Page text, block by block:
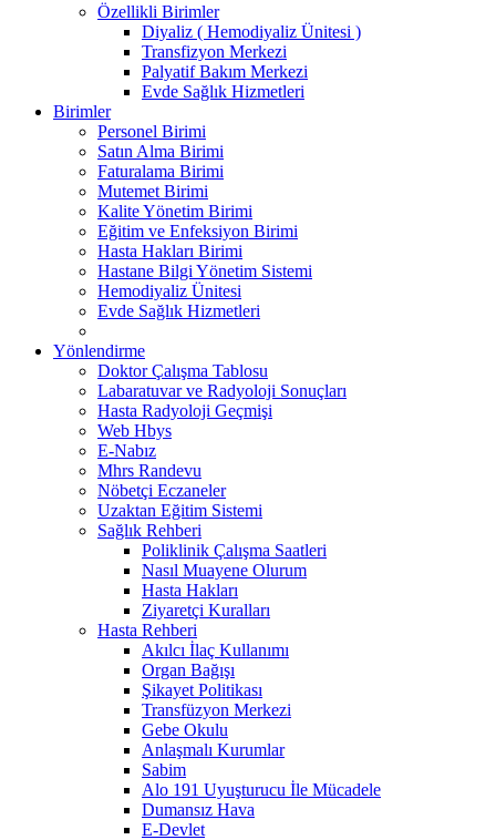
Özellikli Birimler
Diyaliz ( Hemodiyaliz Ünitesi )
Transfizyon Merkezi
Palyatif Bakım Merkezi
Evde Sağlık Hizmetleri
Birimler
Personel Birimi
Satın Alma Birimi
Faturalama Birimi
Mutemet Birimi
Kalite Yönetim Birimi
Eğitim ve Enfeksiyon Birimi
Hasta Hakları Birimi
Hastane Bilgi Yönetim Sistemi
Hemodiyaliz Ünitesi
Evde Sağlık Hizmetleri
Yönlendirme
Doktor Çalışma Tablosu
Labaratuvar ve Radyoloji Sonuçları
Hasta Radyoloji Geçmişi
Web Hbys
E-Nabız
Mhrs Randevu
Nöbetçi Eczaneler
Uzaktan Eğitim Sistemi
Sağlık Rehberi
Poliklinik Çalışma Saatleri
Nasıl Muayene Olurum
Hasta Hakları
Ziyaretçi Kuralları
Hasta Rehberi
Akılcı İlaç Kullanımı
Organ Bağışı
Şikayet Politikası
Transfüzyon Merkezi
Gebe Okulu
Anlaşmalı Kurumlar
Sabim
Alo 191 Uyuşturucu İle Mücadele
Dumansız Hava
E-Devlet